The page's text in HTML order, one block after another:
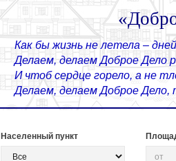
Как бы жизнь не летела –
Делаем, делаем Доброе Дело
И чтоб сердце горело, а не
Делаем, делаем Доброе
Населенный пункт